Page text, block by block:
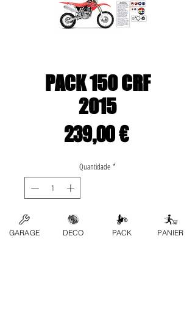
PACK 150 CRF
2015
239,00 €Preço
Quantidade *
Adicionar ao carrinho
GARAGE DECO PACK PANIER